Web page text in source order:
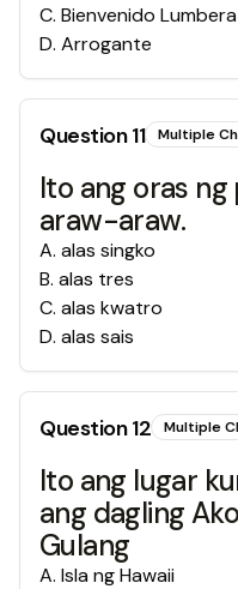
C. Bienvenido Lumbera
D. Arrogante
Question11 Multiple
Ito ang oras
araw-araw.
A. alas singko
B. alas tres
C. alas kwatro
D. alas sais
Question12 Multiple
Ito ang lugar
ang dagling
Gulang
A. Isla ng Hawaii